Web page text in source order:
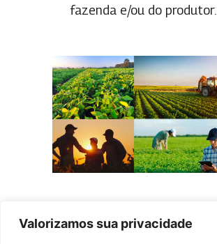
Valorizamos sua privacidade
fazenda e/ou do produtor.